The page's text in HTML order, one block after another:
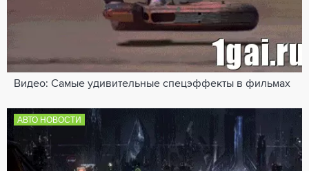
Видео: Самые удивительные спецэффекты в фильмах
АВТО НОВОСТИ